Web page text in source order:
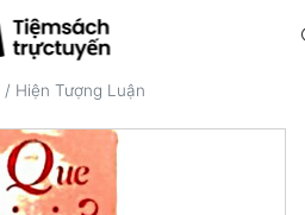
/ Hiện Tượng Luận